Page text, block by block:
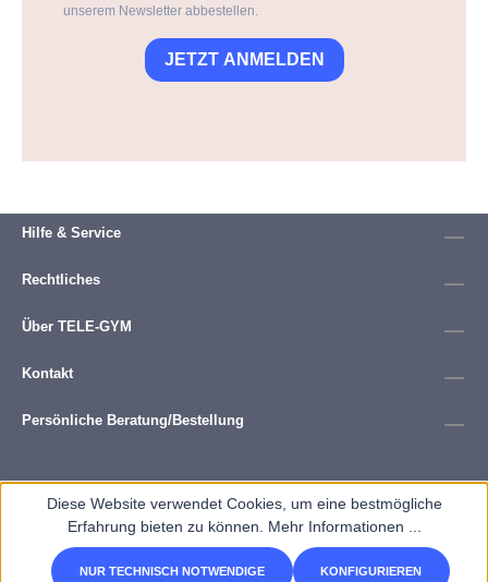
unserem Newsletter abbestellen.
JETZT ANMELDEN
Hilfe & Service
Rechtliches
Über TELE-GYM
Kontakt
Persönliche Beratung/Bestellung
Diese Website verwendet Cookies, um eine bestmögliche
Erfahrung bieten zu können. Mehr Informationen ...
NUR TECHNISCH NOTWENDIGE KONFIGURIEREN